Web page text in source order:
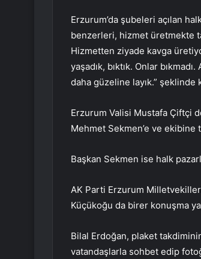
Erzurum’da şubeleri açılan
benzerleri, hizmet üretmekte
Hizmetten ziyade kavga
yaşadık, bıktık. Onlar
daha güzeline layık.” şeklinde
Erzurum Valisi Mustafa Çiftçi
Mehmet Sekmen’e ve ekibine
Başkan Sekmen ise halk
AK Parti Erzurum
Küçükoğu da birer konuşma
Bilal Erdoğan, plaket
vatandaşlarla sohbet edip